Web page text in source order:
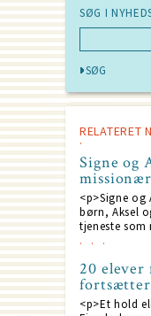
SØG I
RELATERET
Signe og
<p>Signe og
børn, Aksel
tjeneste som
20 elever
fortsætter
<p>Et hold